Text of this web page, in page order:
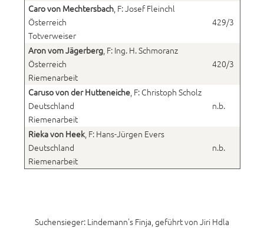
Caro von Mechtersbach, F: Josef Fleinchl
Österreich
Totverweiser
429/3
Aron vom Jägerberg, F: Ing. H. Schmoranz
Österreich
Riemenarbeit
420/3
Caruso von der Hutteneiche, F: Christoph Scholz
Deutschland
Riemenarbeit
n.b.
Rieka von Heek, F: Hans-Jürgen Evers
Deutschland
Riemenarbeit
n.b.
Suchensieger: Lindemann's Finja, geführt von Jiri Hdla